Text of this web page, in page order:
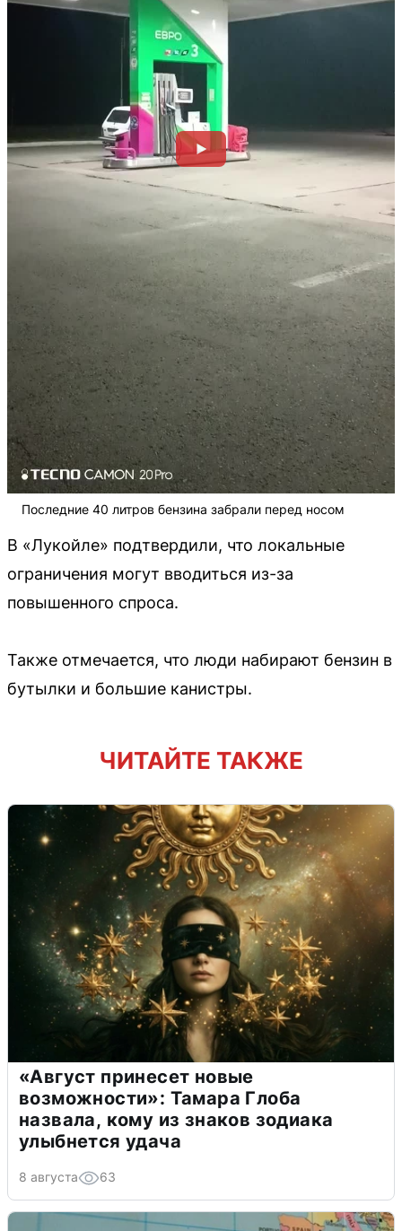
Последние 40 литров бензина забрали перед носом
В «Лукойле» подтвердили, что локальные
ограничения могут вводиться из-за
повышенного спроса.
Также отмечается, что люди набирают бензин в
бутылки и большие канистры.
ЧИТАЙТЕ ТАКЖЕ
«Август принесет новые
возможности»: Тамара Глоба
назвала, кому из знаков зодиака
улыбнется удача
8 августа 63